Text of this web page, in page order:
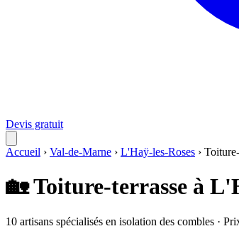
Devis gratuit
Accueil › Val-de-Marne › L'Haÿ-les-Roses ›
🏡 Toiture-terrasse à
10 artisans spécialisés en isolation des combles ·